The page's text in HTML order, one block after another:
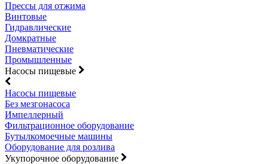
Прессы для отжима
Винтовые
Гидравлические
Домкратные
Пневматические
Промышленные
Насосы пищевые
Насосы пищевые
Без мезгонасоса
Импеллерный
Фильтрационное оборудование
Бутылкомоечные машины
Оборудование для розлива
Укупорочное оборудование